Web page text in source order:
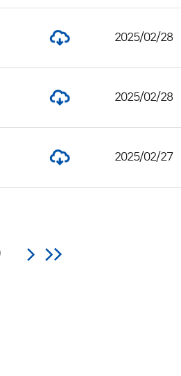
2025/02/28
2025/02/28
2025/02/27